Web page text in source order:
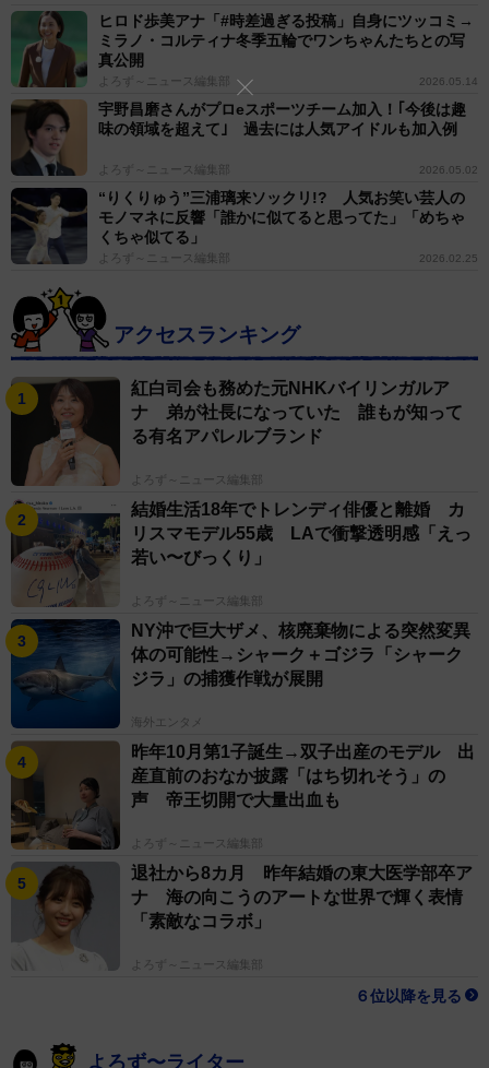
ヒロド歩美アナ「#時差過ぎる投稿」自身にツッコミ→
ミラノ・コルティナ冬季五輪でワンちゃんたちとの写
真公開
よろず～ニュース編集部 2026.05.14
宇野昌磨さんがプロeスポーツチーム加入！｢今後は趣
味の領域を超えて｣ 過去には人気アイドルも加入例
よろず～ニュース編集部 2026.05.02
“りくりゅう”三浦璃来ソックリ!? 人気お笑い芸人の
モノマネに反響「誰かに似てると思ってた」「めちゃ
くちゃ似てる」
よろず～ニュース編集部 2026.02.25
アクセスランキング
紅白司会も務めた元NHKバイリンガルア
ナ 弟が社長になっていた 誰もが知って
る有名アパレルブランド
よろず～ニュース編集部
結婚生活18年でトレンディ俳優と離婚 カ
リスマモデル55歳 LAで衝撃透明感「えっ
若い〜びっくり」
よろず～ニュース編集部
NY沖で巨大ザメ、核廃棄物による突然変異
体の可能性→シャーク＋ゴジラ「シャーク
ジラ」の捕獲作戦が展開
海外エンタメ
昨年10月第1子誕生→双子出産のモデル 出
産直前のおなか披露「はち切れそう」の
声 帝王切開で大量出血も
よろず～ニュース編集部
退社から8カ月 昨年結婚の東大医学部卒ア
ナ 海の向こうのアートな世界で輝く表情
「素敵なコラボ」
よろず～ニュース編集部
６位以降を見る
よろず〜ライター